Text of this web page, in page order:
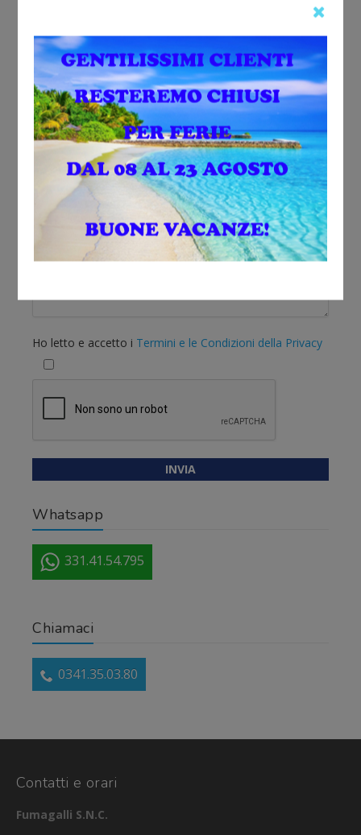
Sono interessato a:
Ho letto e accetto i Termini e le Condizioni della Privacy
Whatsapp
331.41.54.795
Chiamaci
0341.35.03.80
Contatti e orari
Fumagalli S.N.C.